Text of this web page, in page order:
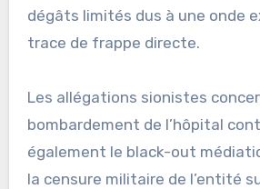
dégâts limités dus à une onde
trace de frappe directe.
Les allégations sionistes
bombardement de l’hôpital
également le black-out
la censure militaire de l’entité